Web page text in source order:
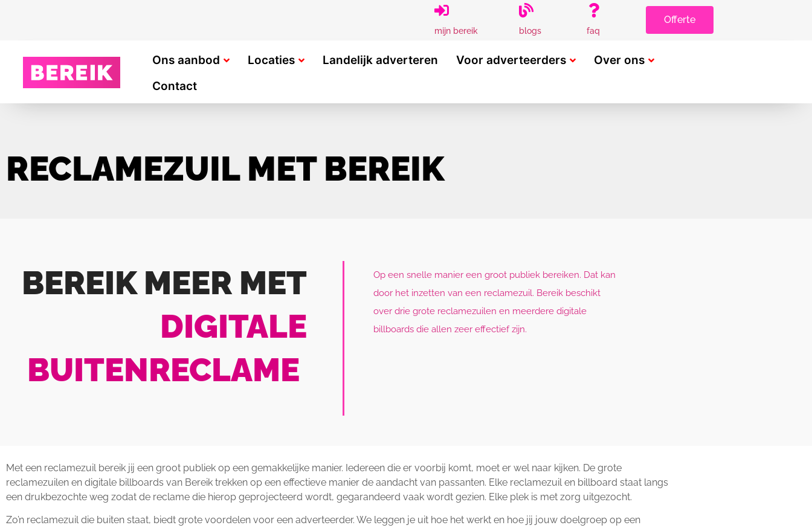
mijn bereik blogs faq
Offerte
Ons aanbod Locaties Landelijk adverteren Voor adverteerders
Over ons
Contact
RECLAMEZUIL MET BEREIK
BEREIK MEER MET
DIGITALE
BUITENRECLAME
Op een snelle manier een groot publiek bereiken. Dat kan
door het inzetten van een reclamezuil. Bereik beschikt
over drie grote reclamezuilen en meerdere digitale
billboards die allen zeer effectief zijn.
Met een reclamezuil bereik jij een groot publiek op een gemakkelijke manier. Iedereen die er voorbij komt, moet er wel naar kijken. De grote
reclamezuilen en digitale billboards van Bereik trekken op een effectieve manier de aandacht van passanten. Elke reclamezuil en billboard staat langs
een drukbezochte weg zodat de reclame die hierop geprojecteerd wordt, gegarandeerd vaak wordt gezien. Elke plek is met zorg uitgezocht.
Zo’n reclamezuil die buiten staat, biedt grote voordelen voor een adverteerder. We leggen je uit hoe het werkt en hoe jij jouw doelgroep op een